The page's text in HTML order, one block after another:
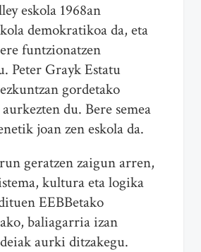
eskola 1968an
demokratikoa da, eta
funtzionatzen
Peter Grayk Estatu
gordetako
du. Bere semea
joan zen eskola da.
geratzen zaigun arren,
kultura eta logika
EEBBetako
baliagarria izan
aurki ditzakegu.